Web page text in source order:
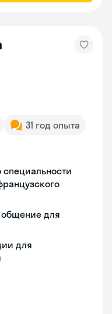
31 год опыта
специальности
общение для
для